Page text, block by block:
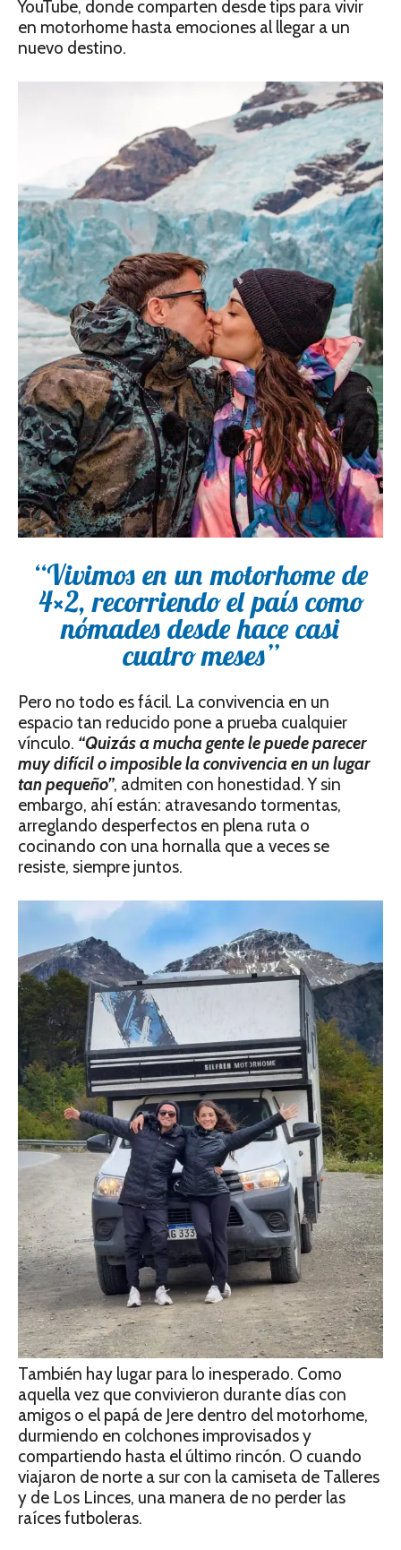
YouTube, donde comparten desde tips para vivir
en motorhome hasta emociones al llegar a un
nuevo destino.
“Vivimos en un motorhome de
4×2, recorriendo el país como
nómades desde hace casi
cuatro meses”
Pero no todo es fácil. La convivencia en un
espacio tan reducido pone a prueba cualquier
vínculo. “Quizás a mucha gente le puede parecer
muy difícil o imposible la convivencia en un lugar
tan pequeño”, admiten con honestidad. Y sin
embargo, ahí están: atravesando tormentas,
arreglando desperfectos en plena ruta o
cocinando con una hornalla que a veces se
resiste, siempre juntos.
También hay lugar para lo inesperado. Como
aquella vez que convivieron durante días con
amigos o el papá de Jere dentro del motorhome,
durmiendo en colchones improvisados y
compartiendo hasta el último rincón. O cuando
viajaron de norte a sur con la camiseta de Talleres
y de Los Linces, una manera de no perder las
raíces futboleras.